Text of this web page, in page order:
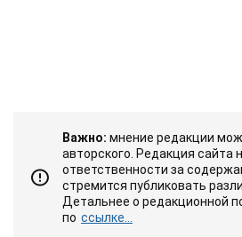
Важно: мнение редакции
авторского. Редакция сайта
ответственности за
стремится публиковать
Детальнее о редакционной
по ссылке...